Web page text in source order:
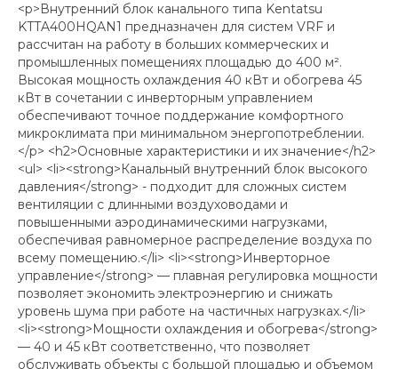
<p>Внутренний блок канального типа Kentatsu
KTTA400HQAN1 предназначен для систем VRF и
рассчитан на работу в больших коммерческих и
промышленных помещениях площадью до 400 м².
Высокая мощность охлаждения 40 кВт и обогрева 45
кВт в сочетании с инверторным управлением
обеспечивают точное поддержание комфортного
микроклимата при минимальном энергопотреблении.
</p> <h2>Основные характеристики и их значение</h2>
<ul> <li><strong>Канальный внутренний блок высокого
давления</strong> - подходит для сложных систем
вентиляции с длинными воздуховодами и
повышенными аэродинамическими нагрузками,
обеспечивая равномерное распределение воздуха по
всему помещению.</li> <li><strong>Инверторное
управление</strong> — плавная регулировка мощности
позволяет экономить электроэнергию и снижать
уровень шума при работе на частичных нагрузках.</li>
<li><strong>Мощности охлаждения и обогрева</strong>
— 40 и 45 кВт соответственно, что позволяет
обслуживать объекты с большой площадью и объемом